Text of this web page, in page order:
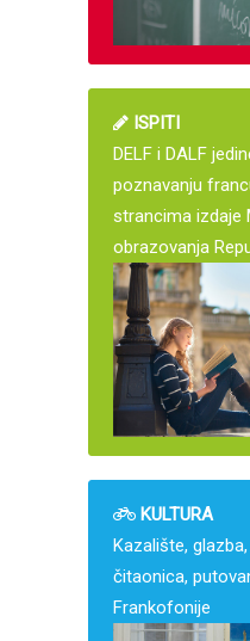
ISPITI
DELF i DALF
poznavanju
strancima izdaje
obrazovanja
KULTURA
Kazalište,
čitaonica,
Frankofonije